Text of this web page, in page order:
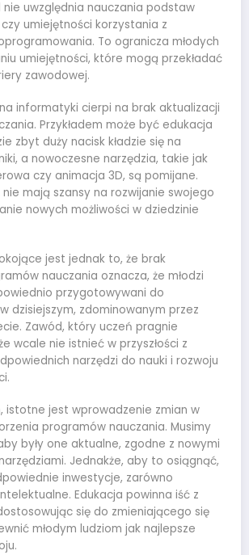
uwzględnia nauczania podstaw
umiejętności korzystania z
To ogranicza młodych
umiejętności, które mogą przekładać
zawodowej.
informatyki cierpi na brak aktualizacji
Przykładem może być edukacja
zbyt duży nacisk kładzie się na
a nowoczesne narzędzia, takie jak
czy animacja 3D, są pomijane.
nie mają szansy na rozwijanie swojego
nowych możliwości w dziedzinie
jest jednak to, że brak
nauczania oznacza, że młodzi
przygotowywani do
dzisiejszym, zdominowanym przez
Zawód, który uczeń pragnie
wcale nie istnieć w przyszłości z
narzędzi do nauki i rozwoju
istotne jest wprowadzenie zmian w
programów nauczania. Musimy
były one aktualne, zgodne z nowymi
Jednakże, aby to osiągnąć,
inwestycje, zarówno
Edukacja powinna iść z
się do zmieniającego się
młodym ludziom jak najlepsze